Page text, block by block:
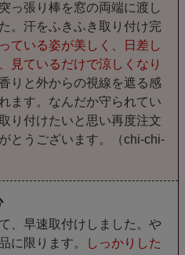
っ張り棒を窓の両端に渡し
。汗をふきふき取り付け完
ている姿が美しく、日差し
見ているだけで涼しくなり
りと外からの視線を遮る感
ます。なんだか守られてい
り付けたいと思い再度注文
とうございます。（chi-chi-
、早速取付けしました。や
に限ります。
しっかりした